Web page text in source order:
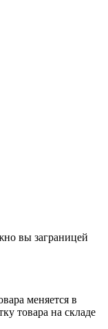
вы заграницей
меняется в
товара на складе